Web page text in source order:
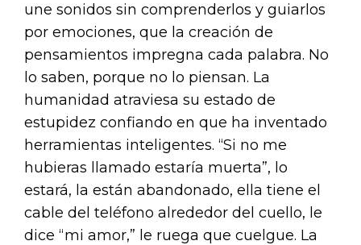
une sonidos sin comprenderlos y guiarlos
por emociones, que la creación de
pensamientos impregna cada palabra. No
lo saben, porque no lo piensan. La
humanidad atraviesa su estado de
estupidez confiando en que ha inventado
herramientas inteligentes. “Si no me
hubieras llamado estaría muerta”, lo
estará, la están abandonado, ella tiene el
cable del teléfono alrededor del cuello, le
dice “mi amor,” le ruega que cuelgue. La